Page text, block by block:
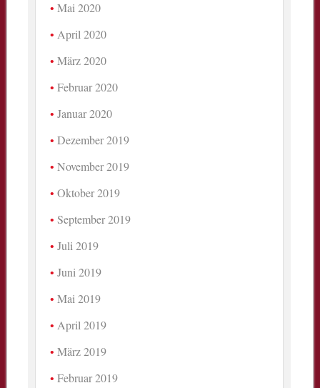
Mai 2020
April 2020
März 2020
Februar 2020
Januar 2020
Dezember 2019
November 2019
Oktober 2019
September 2019
Juli 2019
Juni 2019
Mai 2019
April 2019
März 2019
Februar 2019